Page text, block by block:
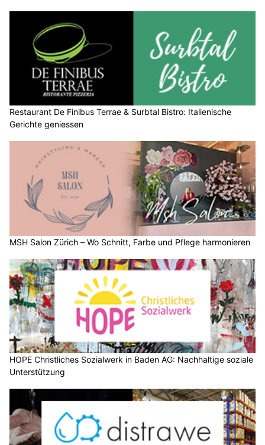
Restaurant De Finibus Terrae & Surbtal Bistro: Italienische
Gerichte geniessen
MSH Salon Zürich – Wo Schnitt, Farbe und Pflege harmonieren
HOPE Christliches Sozialwerk in Baden AG: Nachhaltige soziale
Unterstützung